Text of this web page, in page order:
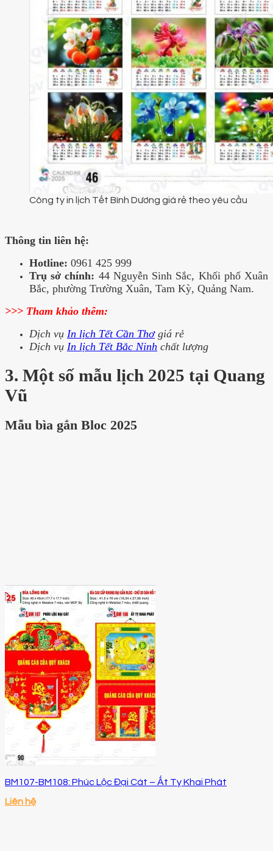
Công ty in lịch Tết Bình Dương giá rẻ theo yêu cầu
Thông tin liên hệ:
Hotline: 0961 425 999
Trụ sở chính: 44 Nguyễn Sinh Sắc, Khối phố Xuân
Bắc, phường Trường Xuân, Tam Kỳ, Quảng Nam.
>>> Tham khảo thêm:
Dịch vụ In lịch Tết Cần Thơgiá rẻ
Dịch vụ In lịch Tết Bắc Ninh chất lượng
3. Một số mẫu lịch 2025 tại Quang
Vũ
Mẫu bìa gắn Bloc 2025
BM107-BM108: Phúc Lộc Đại Cát – Ất Tỵ Khai Phát
Liên hệ